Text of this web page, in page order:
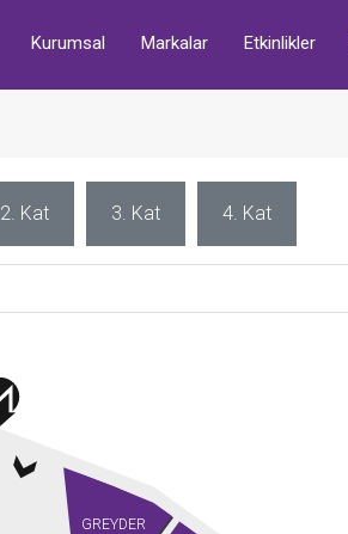
Kurumsal Markalar Etkinlikler
2. Kat 3. Kat 4. Kat
GREYDER